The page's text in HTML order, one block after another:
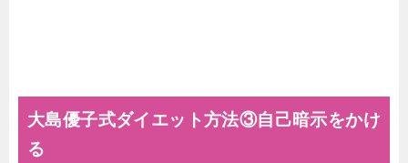
大島優子式ダイエット方法③自己暗示をかけ
る